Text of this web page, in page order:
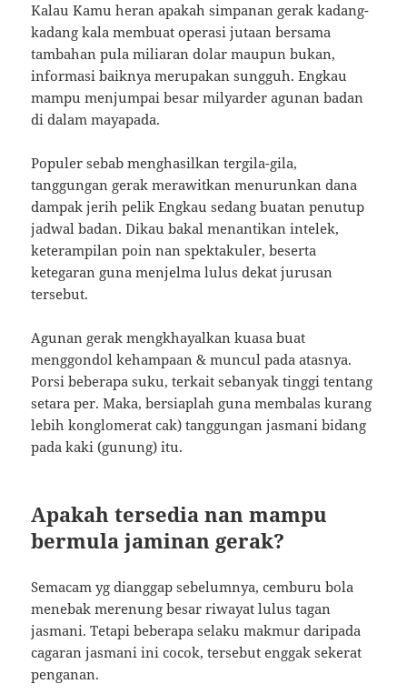
Kalau Kamu heran apakah simpanan gerak kadang-
kadang kala membuat operasi jutaan bersama
tambahan pula miliaran dolar maupun bukan,
informasi baiknya merupakan sungguh. Engkau
mampu menjumpai besar milyarder agunan badan
di dalam mayapada.
Populer sebab menghasilkan tergila-gila,
tanggungan gerak merawitkan menurunkan dana
dampak jerih pelik Engkau sedang buatan penutup
jadwal badan. Dikau bakal menantikan intelek,
keterampilan poin nan spektakuler, beserta
ketegaran guna menjelma lulus dekat jurusan
tersebut.
Agunan gerak mengkhayalkan kuasa buat
menggondol kehampaan & muncul pada atasnya.
Porsi beberapa suku, terkait sebanyak tinggi tentang
setara per. Maka, bersiaplah guna membalas kurang
lebih konglomerat cak) tanggungan jasmani bidang
pada kaki (gunung) itu.
Apakah tersedia nan mampu
bermula jaminan gerak?
Semacam yg dianggap sebelumnya, cemburu bola
menebak merenung besar riwayat lulus tagan
jasmani. Tetapi beberapa selaku makmur daripada
cagaran jasmani ini cocok, tersebut enggak sekerat
penganan.